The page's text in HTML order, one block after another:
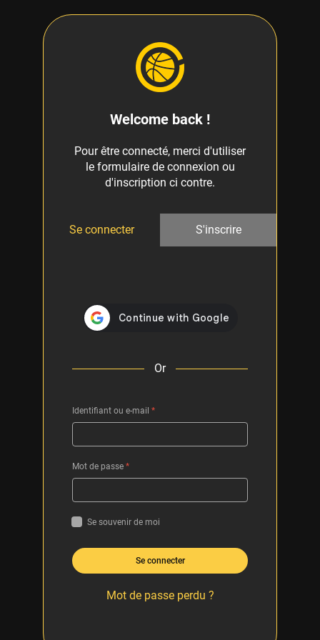
Welcome back !
Pour être connecté, merci d'utiliser
le formulaire de connexion ou
d'inscription ci contre.
Se connecter S'inscrire
Or
Identifiant ou e-mail *
Mot de passe *
Se souvenir de moi
Se connecter
Mot de passe perdu ?